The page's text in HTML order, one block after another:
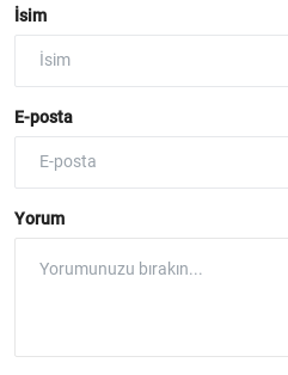
İsim
E-posta
Yorum